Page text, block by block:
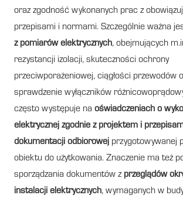
oraz zgodność wykonanych prac z
przepisami i normami. Szczególnie ważna
z pomiarów elektrycznych, obejmujących
rezystancji izolacji, skuteczności ochrony
przeciwporażeniowej, ciągłości przewodów
sprawdzenie wyłączników
często występuje na oświadczeniach o
elektrycznej zgodnie z projektem i
dokumentacji odbiorowej przygotowywanej
obiektu do użytkowania. Znaczenie ma też
sporządzania dokumentów z przeglądów
instalacji elektrycznych, wymaganych w